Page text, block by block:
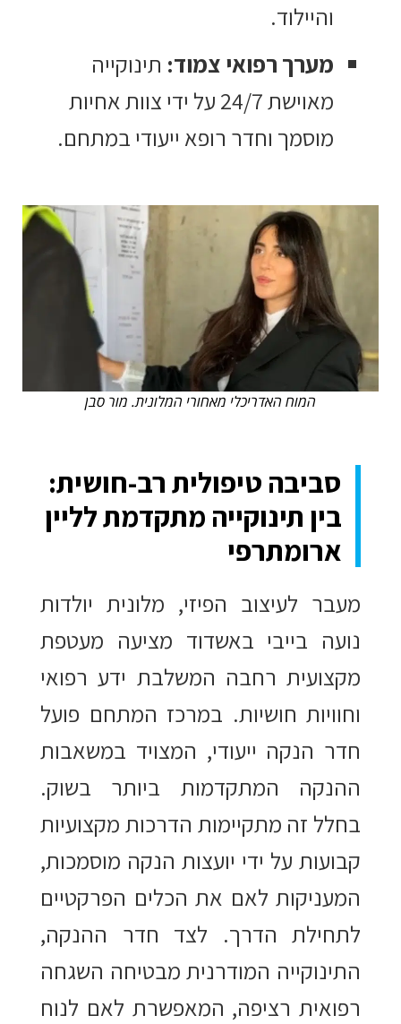
והיילוד.
מערך רפואי צמוד: תינוקייה
מאוישת 24/7 על ידי צוות אחיות
מוסמך וחדר רופא ייעודי במתחם.
המוח האדריכלי מאחורי המלונית. מור סבן
סביבה טיפולית רב-חושית:
בין תינוקייה מתקדמת לליין
ארומתרפי
מעבר לעיצוב הפיזי, מלונית יולדות
נועה בייבי באשדוד מציעה מעטפת
מקצועית רחבה המשלבת ידע רפואי
וחוויות חושיות. במרכז המתחם פועל
חדר הנקה ייעודי, המצויד במשאבות
ההנקה המתקדמות ביותר בשוק.
בחלל זה מתקיימות הדרכות מקצועיות
קבועות על ידי יועצות הנקה מוסמכות,
המעניקות לאם את הכלים הפרקטיים
לתחילת הדרך. לצד חדר ההנקה,
התינוקייה המודרנית מבטיחה השגחה
רפואית רציפה, המאפשרת לאם לנוח